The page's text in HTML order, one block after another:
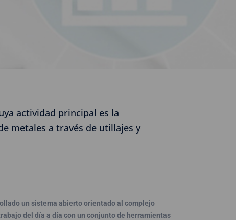
actividad principal es la
metales a través de utillajes y
un sistema abierto orientado al complejo
del día a día con un conjunto de herramientas